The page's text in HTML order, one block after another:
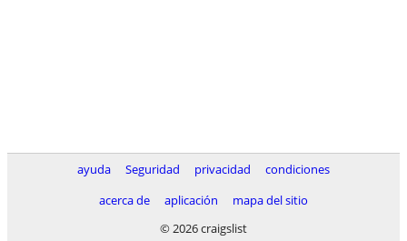
ayuda Seguridad privacidad
condiciones
acerca de
aplicación
mapa del sitio
© 2026 craigslist